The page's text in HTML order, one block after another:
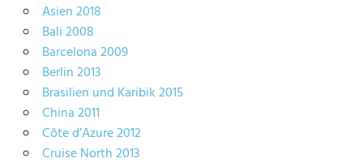
Asien 2018
Bali 2008
Barcelona 2009
Berlin 2013
Brasilien und Karibik 2015
China 2011
Côte d’Azure 2012
Cruise North 2013